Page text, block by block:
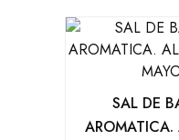
SAL DE
AROMATICA.